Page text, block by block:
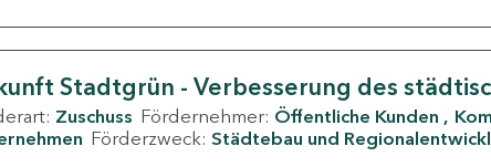
Stadtgrün - Verbesserung des
Zuschuss Fördernehmer: Öffentliche Kunden
Förderzweck: Städtebau und